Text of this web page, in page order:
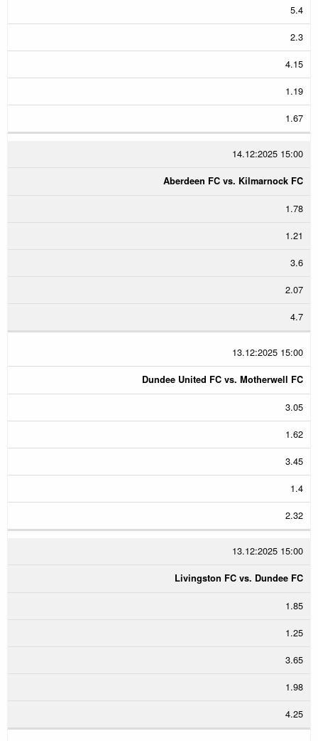
5.4
2.3
4.15
1.19
1.67
14.12:2025 15:00
Aberdeen FC vs. Kilmarnock FC
1.78
1.21
3.6
2.07
4.7
13.12:2025 15:00
Dundee United FC vs. Motherwell FC
3.05
1.62
3.45
1.4
2.32
13.12:2025 15:00
Livingston FC vs. Dundee FC
1.85
1.25
3.65
1.98
4.25